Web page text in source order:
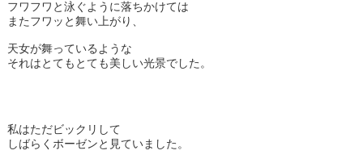
フワフワと泳ぐように落ちかけては
またフワッと舞い上がり、
天女が舞っているような
それはとてもとても美しい光景でした。
私はただビックリして
しばらくボーゼンと見ていました。